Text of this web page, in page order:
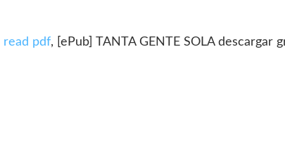
read pdf, [ePub] TANTA GENTE SOLA descargar